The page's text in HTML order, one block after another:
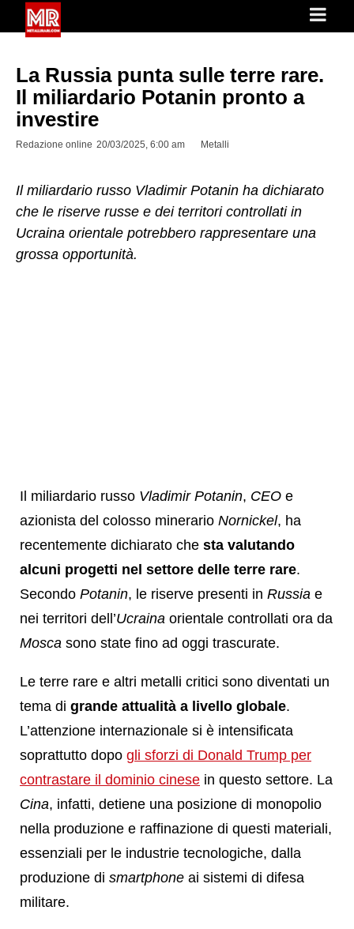
La Russia punta sulle terre rare.
Il miliardario Potanin pronto a
investire
Redazione online 20/03/2025, 6:00 am Metalli
Il miliardario russo Vladimir Potanin ha dichiarato
che le riserve russe e dei territori controllati in
Ucraina orientale potrebbero rappresentare una
grossa opportunità.
Il miliardario russo Vladimir Potanin, CEO e
azionista del colosso minerario Nornickel, ha
recentemente dichiarato che sta valutando
alcuni progetti nel settore delle terre rare.
Secondo Potanin, le riserve presenti in Russia e
nei territori dell’Ucraina orientale controllati ora da
Mosca sono state fino ad oggi trascurate.
Le terre rare e altri metalli critici sono diventati un
tema di grande attualità a livello globale.
L’attenzione internazionale si è intensificata
soprattutto dopo gli sforzi di Donald Trump per
contrastare il dominio cinese in questo settore. La
Cina, infatti, detiene una posizione di monopolio
nella produzione e raffinazione di questi materiali,
essenziali per le industrie tecnologiche, dalla
produzione di smartphone ai sistemi di difesa
militare.